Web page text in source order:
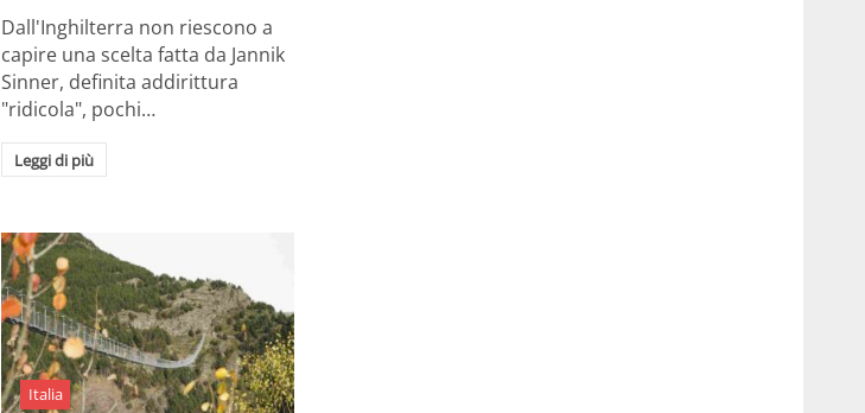
Dall'Inghilterra non riescono a
capire una scelta fatta da Jannik
Sinner, definita addirittura
"ridicola", pochi…
Leggi di più
Italia